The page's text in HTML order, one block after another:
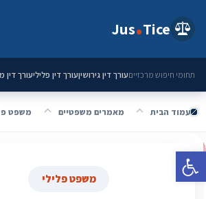
פתח סרגל נגישות
Jus Tice
תחומי חיפוש מרכזייםעורך דין גירושיןעורך דין פליליעורך דין
עמוד הבית מאמרים משפטיים משפט
משפט פלילי